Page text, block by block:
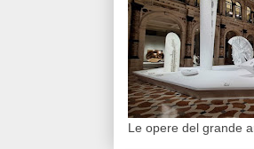
Le opere del grande